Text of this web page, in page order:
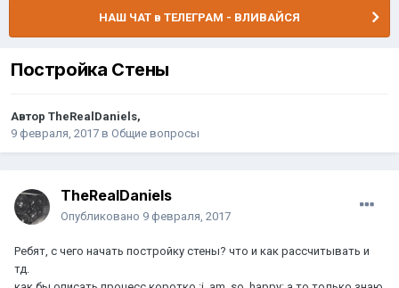
НАШ ЧАТ в ТЕЛЕГРАМ - ВЛИВАЙСЯ
Постройка Стены
Автор TheRealDaniels,
9 февраля, 2017 в Общие вопросы
TheRealDaniels
Опубликовано 9 февраля, 2017
Ребят, с чего начать постройку стены? что и как рассчитывать и
тд.